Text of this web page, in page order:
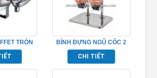
TRÒN
BÌNH ĐỰNG NGŨ CỐC 2
NGĂN INOX TP697050
CHI TIẾT